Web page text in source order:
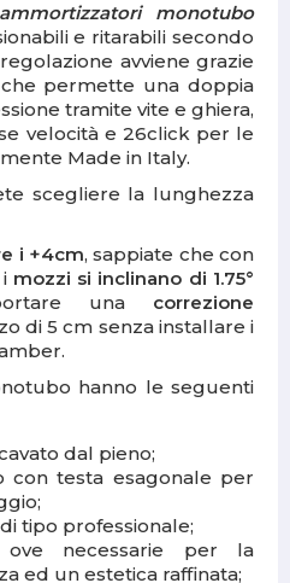
monotubo
e ritarabili secondo
avviene grazie
permette una doppia
tramite vite e ghiera,
velocità e 26click per le
Made in Italy.
scegliere la lunghezza
i +4cm, sappiate che con
mozzi si inclinano di 1.75°
una correzione
di 5 cm senza installare i
hanno le seguenti
dal pieno;
contesta esagonale per
di tipo professionale;
ove necessarie per la
ed un estetica raffinata;